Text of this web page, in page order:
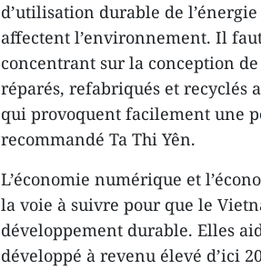
d’utilisation durable de
affectent l’environnement. Il
concentrant sur la conception
réparés, refabriqués et recyclés
qui provoquent facilement une
recommandé Ta Thi Yên.
L’économie numérique et
la voie à suivre pour que le
développement durable. Elles
développé à revenu élevé d’ici